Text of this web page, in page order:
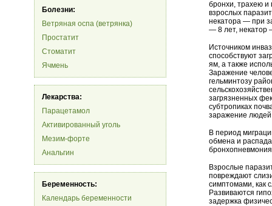
Болезни:
Ветряная оспа (ветрянка)
Простатит
Стоматит
Ячмень
Лекарства:
Парацетамол
Активированный уголь
Мезим-форте
Анальгин
Беременность:
Календарь беременности
бронхи, трахею и
взрослых
некатора — при
— 8 лет, некатор
Источником
способствуют
ям, а также
Заражение
гельминтозу
загрязненных
субтропиках
заражение
В период
обмена и
Взрослые
повреждают
симптомами, как
Развиваются
задержка